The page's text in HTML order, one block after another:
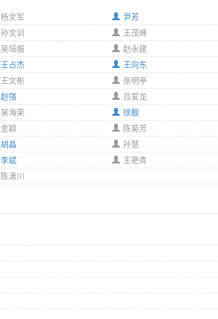
杨文军
尹芳
孙文训
王茂峰
吴培服
赵永建
王占杰
王向东
王文彬
张明亭
赵强
吕爱龙
吴海荣
徐靓
金颖
陈菊芳
胡晶
孙慧
李斌
王艳青
陈潇川